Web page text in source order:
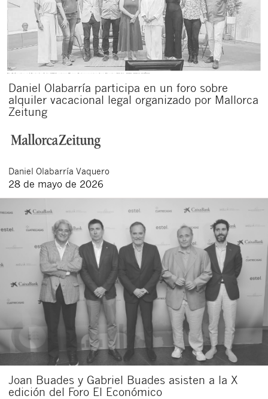
Daniel Olabarría participa en un foro sobre
alquiler vacacional legal organizado por Mallorca
Zeitung
Daniel Olabarría Vaquero
28 de mayo de 2026
Joan Buades y Gabriel Buades asisten a la X
edición del Foro El Económico
Cerrar